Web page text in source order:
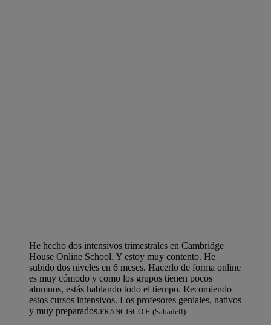
He hecho dos intensivos trimestrales en Cambridge
House Online School. Y estoy muy contento. He
subido dos niveles en 6 meses. Hacerlo de forma online
es muy cómodo y como los grupos tienen pocos
alumnos, estás hablando todo el tiempo. Recomiendo
estos cursos intensivos. Los profesores geniales, nativos
y muy preparados.FRANCISCO F. (Sabadell)